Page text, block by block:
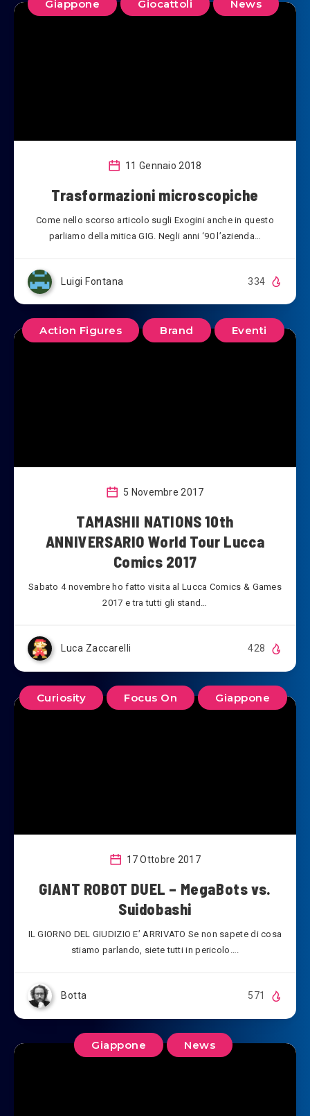
Giappone Giocattoli News
11 Gennaio 2018
Trasformazioni microscopiche
Come nello scorso articolo sugli Exogini anche in questo
parliamo della mitica GIG. Negli anni ‘90 l’azienda…
Luigi Fontana 334
Action Figures Brand Eventi
5 Novembre 2017
TAMASHII NATIONS 10th
ANNIVERSARIO World Tour Lucca
Comics 2017
Sabato 4 novembre ho fatto visita al Lucca Comics & Games
2017 e tra tutti gli stand…
Luca Zaccarelli 428
Curiosity Focus On Giappone
17 Ottobre 2017
GIANT ROBOT DUEL – MegaBots vs.
Suidobashi
IL GIORNO DEL GIUDIZIO E’ ARRIVATO Se non sapete di cosa
stiamo parlando, siete tutti in pericolo….
Botta 571
Giappone News